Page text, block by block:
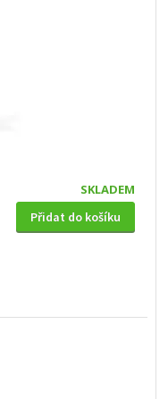
SKLADEM
Přidat do košíku